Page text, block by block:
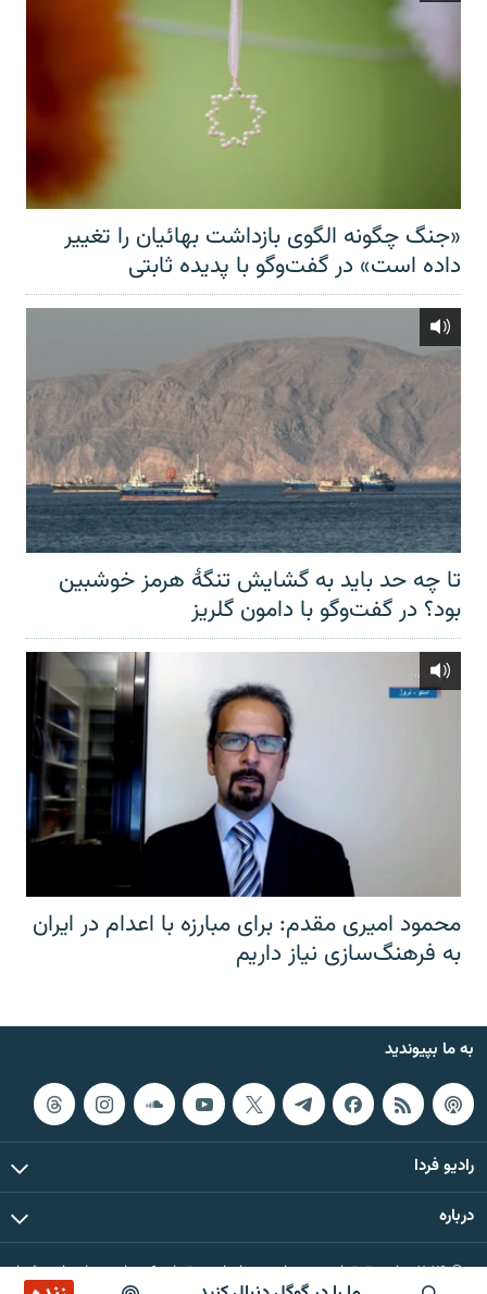
«جنگ چگونه الگوی بازداشت بهائیان را تغییر
داده است» در گفت‌وگو با پدیده ثابتی
تا چه حد باید به گشایش تنگهٔ هرمز خوشبین
بود؟ در گفت‌وگو با دامون گلریز
محمود امیری مقدم: برای مبارزه با اعدام در ایران
به فرهنگ‌سازی نیاز داریم
به ما بپیوندید
رادیو فردا
درباره
© ۲۰۲۶ تمام حقوق این وب‌سایت، بر اساس مقررات کپی‌رایت، برای رادیو فردا